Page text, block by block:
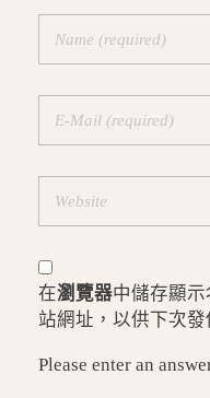
在瀏覽器中儲存顯
站網址，以供下次發
Please enter an